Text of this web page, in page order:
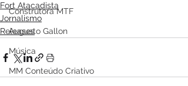
Construtora MTF
Augusto Gallon
Música
MM Conteúdo Criativo
Fort Atacadista
Jornalismo
Releases